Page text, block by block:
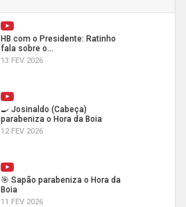
HB com o Presidente: Ratinho
fala sobre o...
13 FEV 2026
🍳 Josinaldo (Cabeça)
parabeniza o Hora da Boia
12 FEV 2026
🎯 Sapão parabeniza o Hora da
Boia
11 FEV 2026